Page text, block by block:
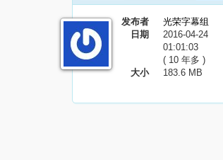
发布者
光荣字幕组
日期
2016-04-24
01:01:03
( 10 年多 )
大小
183.6 MB